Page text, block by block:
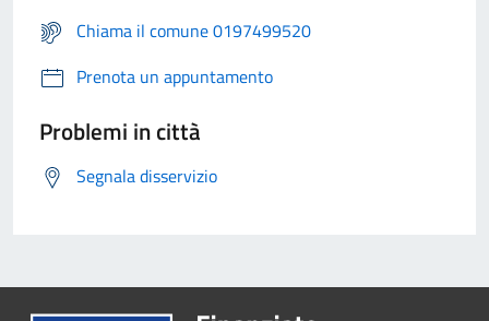
Chiama il comune 0197499520
Prenota un appuntamento
Problemi in città
Segnala disservizio